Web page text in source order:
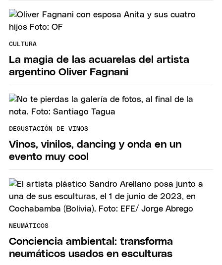
CULTURA
La magia de las acuarelas del artista
argentino Oliver Fagnani
DEGUSTACIÓN DE VINOS
Vinos, vinilos, dancing y onda en un
evento muy cool
NEUMÁTICOS
Conciencia ambiental: transforma
neumáticos usados en esculturas